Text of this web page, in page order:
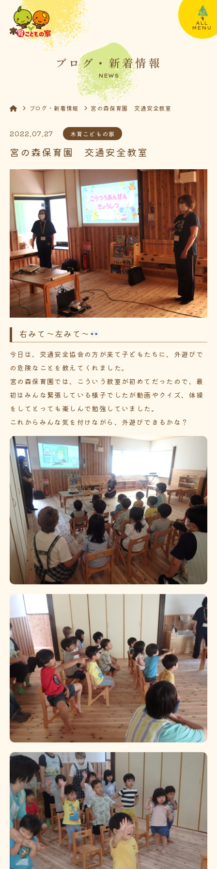
ALL
MENU
ブログ・新着情報
NEWS
ブログ・新着情報 宮の森保育園 交通安全教室
2022.07.27 木育こどもの家
宮の森保育園 交通安全教室
右みて～左みて～
今日は、交通安全協会の方が来て子どもたちに、外遊びで
の危険なことを教えてくれました。
宮の森保育園では、こういう教室が初めてだったので、最
初はみんな緊張している様子でしたが動画やクイズ、体操
をしてとっても楽しんで勉強していました。
これからみんな気を付けながら、外遊びできるかな？